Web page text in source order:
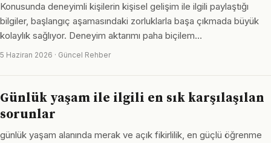
Konusunda deneyimli kişilerin kişisel gelişim ile ilgili paylaştığı
bilgiler, başlangıç aşamasındaki zorluklarla başa çıkmada büyük
kolaylık sağlıyor. Deneyim aktarımı paha biçilem…
5 Haziran 2026 · Güncel Rehber
Günlük yaşam ile ilgili en sık karşılaşılan
sorunlar
günlük yaşam alanında merak ve açık fikirlilik, en güçlü öğrenme